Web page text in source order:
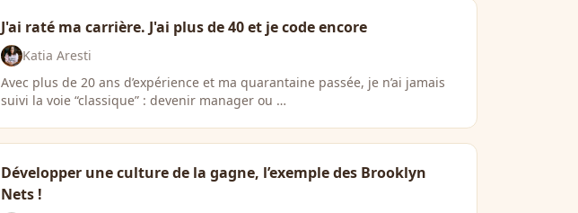
J'ai raté ma carrière. J'ai plus de 40 et je code encore
Katia Aresti
Avec plus de 20 ans d’expérience et ma quarantaine passée, je n’ai jamais
suivi la voie “classique” : devenir manager ou …
Développer une culture de la gagne, l’exemple des Brooklyn
Nets !